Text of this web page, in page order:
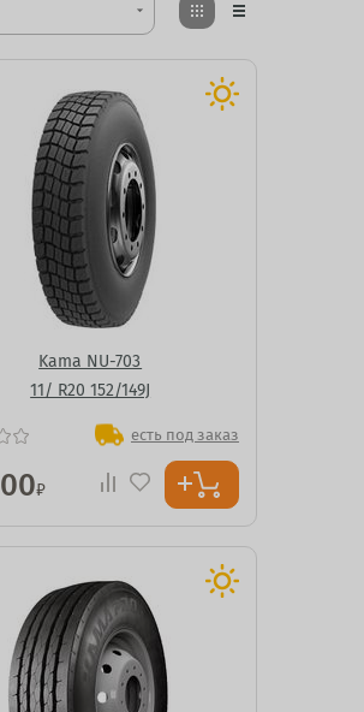
arrow_drop_down
Kama NU-703
11/ R20 152/149J
есть под заказ
₽